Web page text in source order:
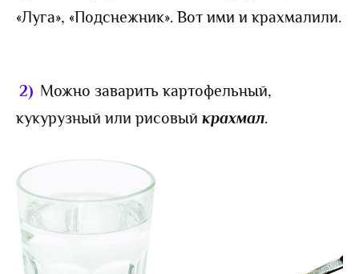
«Луга», «Подснежник». Вот ими и крахмалили.
2) Можно заварить картофельный,
кукурузный или рисовый крахмал.